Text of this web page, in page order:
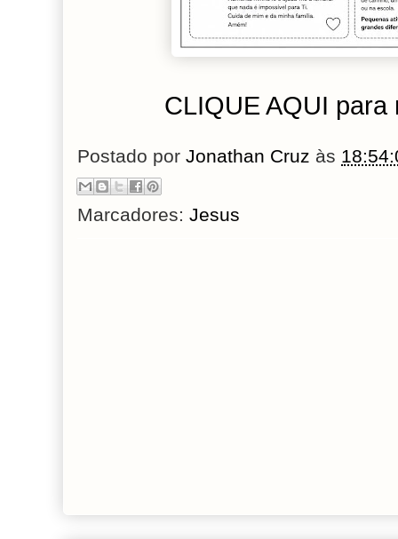
CLIQUE AQUI para
Postado por Jonathan Cruz às
Marcadores: Jesus